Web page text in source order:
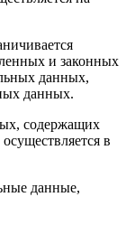
и законных
данных,
данных.
содержащих
в
данные,